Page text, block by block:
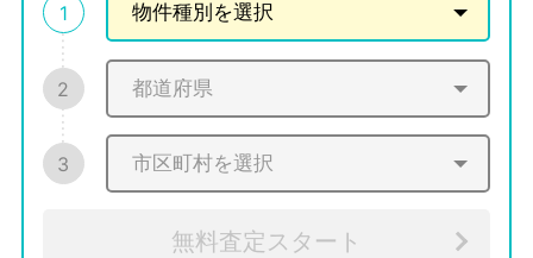
1
2
3
無料査定スタート